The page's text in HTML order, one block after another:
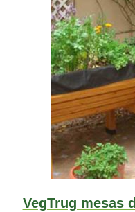
VegTrug mesas